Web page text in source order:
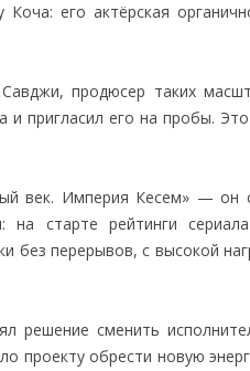
его актёрская
продюсер таких
и пригласил его на пробы.
век. Империя Кесем» — он
на старте рейтинги
без перерывов, с высокой
решение сменить
проекту обрести новую